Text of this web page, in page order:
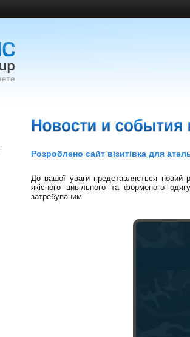
Розроблено сайт візитівка для
До вашої уваги представляється новий
якісного цивільного та форменого
затребуваним.